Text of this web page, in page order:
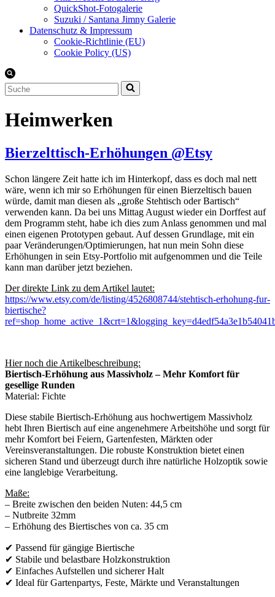
QuickShot-Fotogalerie
Suzuki / Santana Jimny Galerie
Datenschutz & Impressum
Cookie-Richtlinie (EU)
Cookie Policy (US)
Suchen
nach …
Heimwerken
Bierzelttisch-Erhöhungen @Etsy
Schon längere Zeit hatte ich im Hinterkopf, dass es doch mal nett
wäre, wenn ich mir so Erhöhungen für einen Bierzeltisch bauen
würde, damit man diesen als „große Stehtisch oder Bartisch“
verwenden kann. Da bei uns Mittag August wieder ein Dorffest auf
dem Programm steht, habe ich dies zum Anlass genommen und mal
einen eigenen Prototypen gebaut. Auf dessen Grundlage, mit ein
paar Veränderungen/Optimierungen, hat nun mein Sohn diese
Erhöhungen in sein Etsy-Portfolio mit aufgenommen und die Teile
kann man darüber jetzt beziehen.
Der direkte Link zu dem Artikel lautet:
https://www.etsy.com/de/listing/4526808744/stehtisch-erhohung-fur-
biertische?
Hier noch die Artikelbeschreibung:
Biertisch-Erhöhung aus Massivholz – Mehr Komfort für
gesellige Runden
Material: Fichte
Diese stabile Biertisch-Erhöhung aus hochwertigem Massivholz
hebt Ihren Biertisch auf eine angenehmere Arbeitshöhe und sorgt für
mehr Komfort bei Feiern, Gartenfesten, Märkten oder
Vereinsveranstaltungen. Die robuste Konstruktion bietet einen
sicheren Stand und überzeugt durch ihre natürliche Holzoptik sowie
eine langlebige Verarbeitung.
Maße:
– Breite zwischen den beiden Nuten: 44,5 cm
– Nutbreite 32mm
– Erhöhung des Biertisches von ca. 35 cm
✔ Passend für gängige Biertische
✔ Stabile und belastbare Holzkonstruktion
✔ Einfaches Aufstellen und sicherer Halt
✔ Ideal für Gartenpartys, Feste, Märkte und Veranstaltungen